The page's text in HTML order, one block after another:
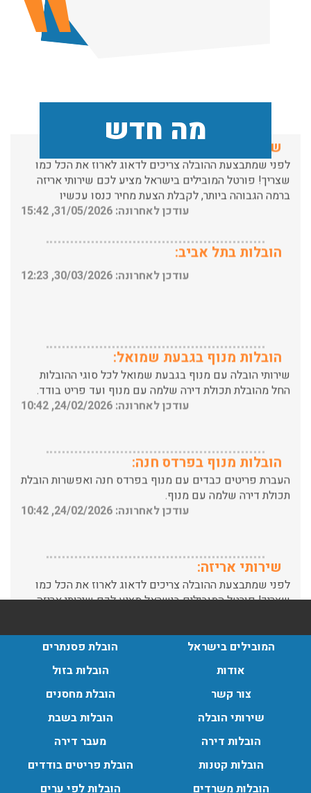
מה חדש
העברת פריטים כבדים עם מנוף בפרדס חנה ואפשרות הובלת
לפני שמתבצעת ההובלה צריכים לדאוג לארוז את הכל כמו
שצריך! פורטל המובילים בישראל מציע לכם שירותי אריזה
ברמה הגבוהה ביותר, לקבלת הצעת מחיר כנסו עכשיו
עודכן לאחרונה: 31/05/2026, 15:42
הובלות בתל אביב:
עודכן לאחרונה: 30/03/2026, 12:23
החל מהובלת תכולת דירה שלמה עם מנוף ועד פריט בודד.
עודכן לאחרונה: 24/02/2026, 10:42
תכולת דירה שלמה עם מנוף.
עודכן לאחרונה: 24/02/2026, 10:42
שצריך! פורטל המובילים בישראל מציע לכם שירותי אריזה
ברמה הגבוהה ביותר, לקבלת הצעת מחיר כנסו עכשיו
עודכן לאחרונה: 31/05/2026, 15:42
הובלות בתל אביב:
הובלות מנוף בגבעת שמואל:
שירותי הובלה עם מנוף בגבעת שמואל לכל סוגי ההובלות
החל מהובלת תכולת דירה שלמה עם מנוף ועד פריט בודד.
עודכן לאחרונה: 24/02/2026, 10:42
המובילים בישראל
אודות
צור קשר
שירותי הובלה
הובלות דירה
הובלות קטנות
הובלות משרדים
הובלת פסנתרים
הובלות בזול
הובלת מחסנים
הובלות בשבת
מעבר דירה
הובלת פריטים בודדים
הובלות לפי ערים